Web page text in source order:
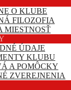
O KLUBE
FILOZOFIA
MIESTNOSŤ
ÚDAJE
KLUBU
A POMÔCKY
ZVEREJNENIA